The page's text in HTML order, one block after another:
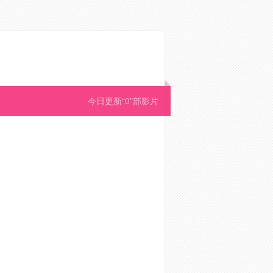
今日更新“0”部影片